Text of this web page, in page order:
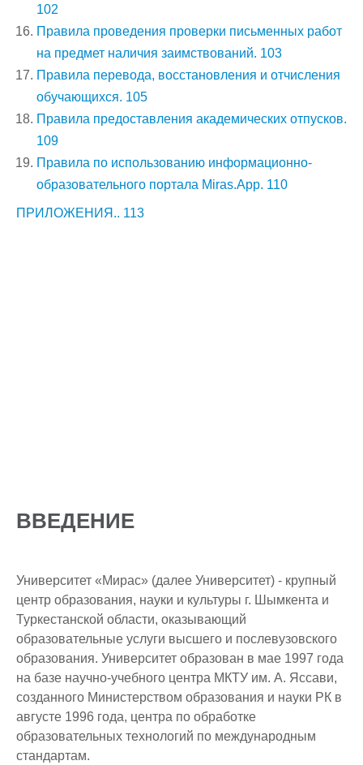
102
Правила проведения проверки письменных работ
на предмет наличия заимствований. 103
Правила перевода, восстановления и отчисления
обучающихся. 105
Правила предоставления академических отпусков.
109
Правила по использованию информационно-
образовательного портала Miras.App. 110
ПРИЛОЖЕНИЯ.. 113
ВВЕДЕНИЕ
Университет «Мирас» (далее Университет) - крупный
центр образования, науки и культуры г. Шымкента и
Туркестанской области, оказывающий
образовательные услуги высшего и послевузовского
образования. Университет образован в мае 1997 года
на базе научно-учебного центра МКТУ им. А. Яссави,
созданного Министерством образования и науки РК в
августе 1996 года, центра по обработке
образовательных технологий по международным
стандартам.